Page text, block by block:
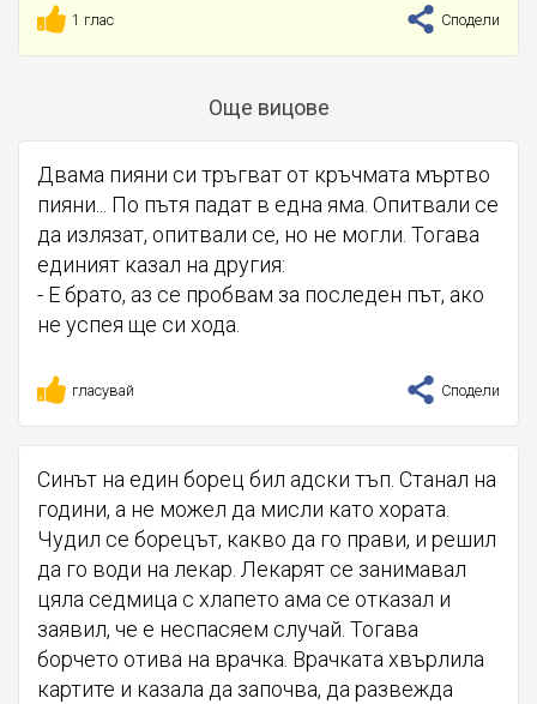
1 глас Сподели
Още вицове
Двама пияни си тръгват от кръчмата мъртво
пияни... По пътя падат в една яма. Опитвали се
да излязат, опитвали се, но не могли. Тогава
единият казал на другия:
- Е брато, аз се пробвам за последен път, ако
не успея ще си хода.
гласувай Сподели
Синът на един борец бил адски тъп. Станал на
години, а не можел да мисли като хората.
Чудил се борецът, какво да го прави, и решил
да го води на лекар. Лекарят се занимавал
цяла седмица с хлапето ама се отказал и
заявил, че е неспасяем случай. Тогава
борчето отива на врачка. Врачката хвърлила
картите и казала да започва, да развежда